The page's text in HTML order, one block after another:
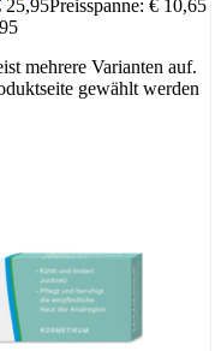
25,95Preisspanne: € 10,65
mehrere Varianten auf.
gewählt werden